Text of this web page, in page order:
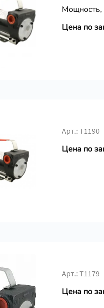
Мощность,
Цена по
Арт.: Т1190
Цена по
Арт.: Т1179
Цена по